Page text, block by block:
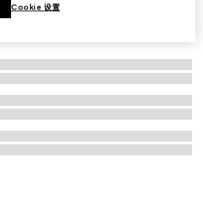
Cookie 设置